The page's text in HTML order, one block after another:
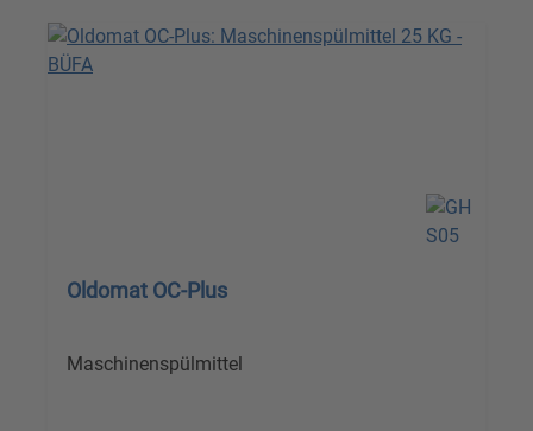
Oldomat OC-Plus
Maschinenspülmittel